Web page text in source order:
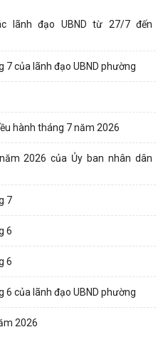
lãnh đạo UBND từ 27/7 đến
7 của lãnh đạo UBND phường
hành tháng 7 năm 2026
2026 của Ủy ban nhân dân
7
6
6
6 của lãnh đạo UBND phường
2026